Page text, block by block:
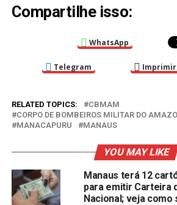
Compartilhe isso:
WhatsApp
Telegram Imprimir
RELATED TOPICS:
CBMAM
CORPO DE BOMBEIROS MILITAR DO
MANACAPURU
MANAUS
YOU MAY LIKE
Manaus terá 12
para emitir Carteira
Nacional; veja como